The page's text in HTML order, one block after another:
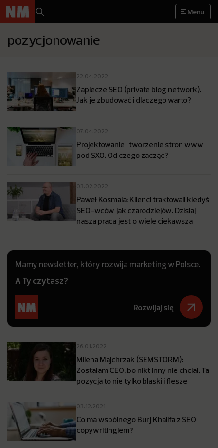
Menu
pozycjonowanie
22.04.2022
Zaplecze SEO (private blog network).
Jak je zbudować i dlaczego warto?
07.04.2022
Projektowanie i tworzenie stron www
pod SXO. Od czego zacząć?
03.02.2022
Paweł Kosmala: Klienci traktowali kiedyś
SEO-wców jak czarodziejów. Dzisiaj
nasza praca jest o wiele ciekawsza
Mamy newsletter, który rozwija marketing w Polsce.
A Ty czytasz?
Rozwijaj się
26.01.2022
Milena Majchrzak (SEMSTORM):
Zostałam CEO, bo nikt inny nie chciał. Ta
pozycja to nie tylko blaski i flesze
03.12.2021
Co ma wspólnego Burj Khalifa z SEO
copywritingiem?